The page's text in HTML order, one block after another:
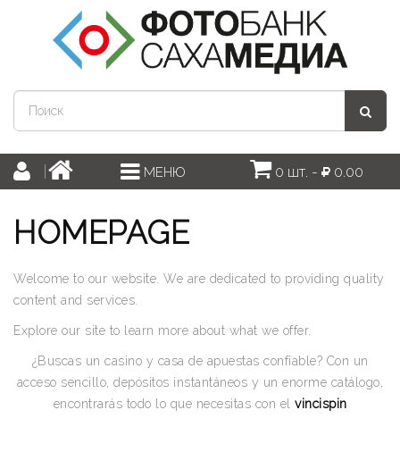
МЕНЮ 0 шт. - 0.00
HOMEPAGE
Welcome to our website. We are dedicated to providing quality
content and services.
Explore our site to learn more about what we offer.
¿Buscas un casino y casa de apuestas confiable? Con un
acceso sencillo, depósitos instantáneos y un enorme catálogo,
encontrarás todo lo que necesitas con el vincispin